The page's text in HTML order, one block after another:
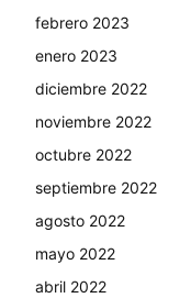
febrero 2023
enero 2023
diciembre 2022
noviembre 2022
octubre 2022
septiembre 2022
agosto 2022
mayo 2022
abril 2022